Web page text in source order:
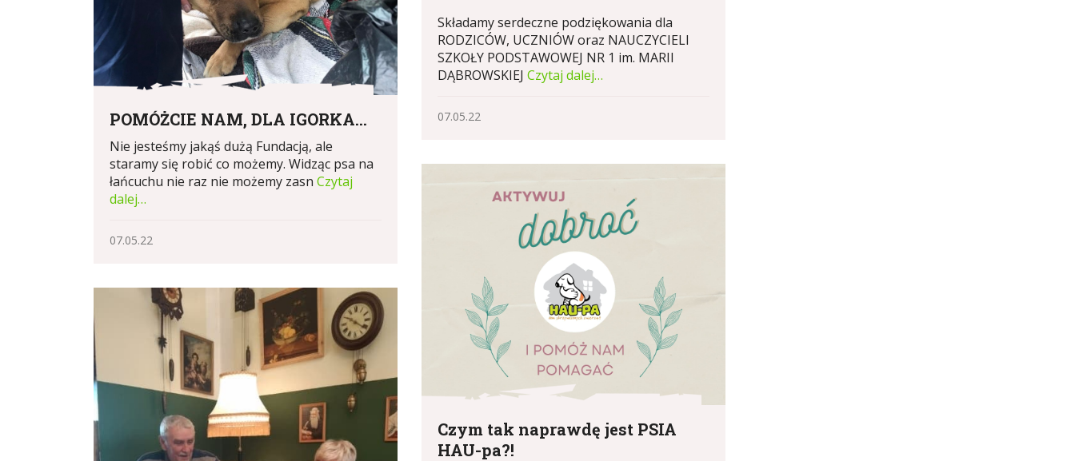
POMÓŻCIE NAM, DLA IGORKA...
Nie jesteśmy jakąś dużą Fundacją, ale
staramy się robić co możemy. Widząc psa na
łańcuchu nie raz nie możemy zasn Czytaj
dalej…
07.05.22
Składamy serdeczne podziękowania dla
RODZICÓW, UCZNIÓW oraz NAUCZYCIELI
SZKOŁY PODSTAWOWEJ NR 1 im. MARII
DĄBROWSKIEJ Czytaj dalej…
07.05.22
Czym tak naprawdę jest PSIA
HAU-pa?!